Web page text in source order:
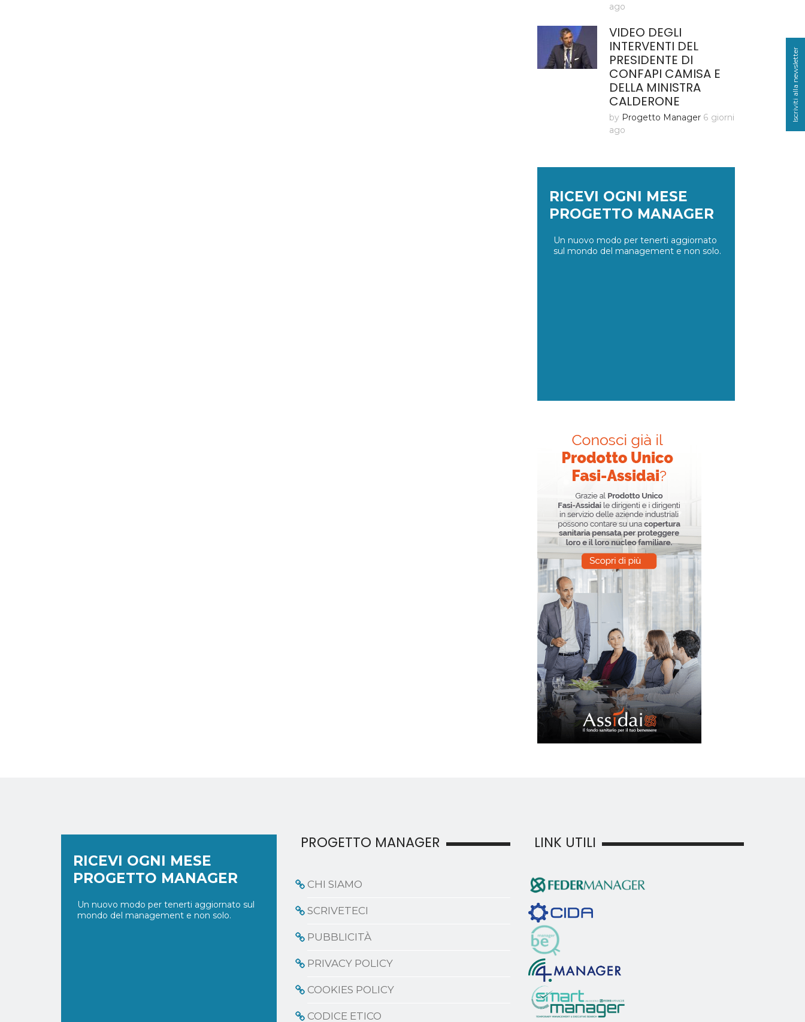
ago
VIDEO DEGLI
INTERVENTI DEL
PRESIDENTE DI
CONFAPI CAMISA E
DELLA MINISTRA
CALDERONE
by Progetto Manager 6 giorni
ago
RICEVI OGNI MESE
PROGETTO MANAGER
Un nuovo modo per tenerti aggiornato
sul mondo del management e non solo.
RICEVI OGNI MESE
PROGETTO MANAGER
Un nuovo modo per tenerti aggiornato sul
mondo del management e non solo.
PROGETTO MANAGER
CHI SIAMO
SCRIVETECI
PUBBLICITÀ
PRIVACY POLICY
COOKIES POLICY
CODICE ETICO
LINK UTILI
Iscriviti alla newsletter